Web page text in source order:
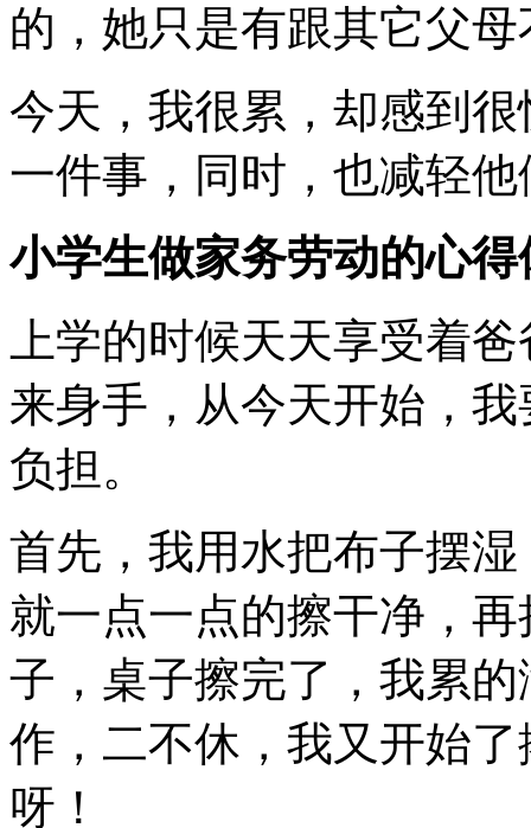
的，她只是有跟其它父
今天，我很累，却感到
一件事，同时，也减轻
小学生做家务劳动的心得
上学的时候天天享受着
来身手，从今天开始，
负担。
首先，我用水把布子摆
就一点一点的擦干净，
子，桌子擦完了，我累
作，二不休，我又开始
呀！